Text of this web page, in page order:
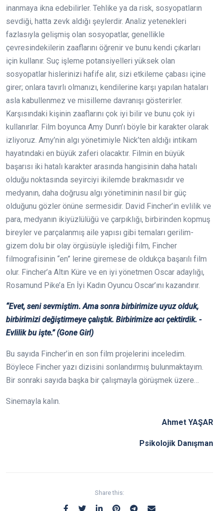
inanmaya ikna edebilirler. Tehlike ya da risk, sosyopatların
sevdiği, hatta zevk aldığı şeylerdir. Analiz yetenekleri
fazlasıyla gelişmiş olan sosyopatlar, genellikle
çevresindekilerin zaaflarını öğrenir ve bunu kendi çıkarları
için kullanır. Suç işleme potansiyelleri yüksek olan
sosyopatlar hislerinizi hafife alır, sizi etkileme çabası içine
girer; onlara tavırlı olmanızı, kendilerine karşı yapılan hataları
asla kabullenmez ve misilleme davranışı gösterirler.
Karşısındaki kişinin zaaflarını çok iyi bilir ve bunu çok iyi
kullanırlar. Film boyunca Amy Dunn’ı böyle bir karakter olarak
izliyoruz. Amy’nin algı yönetimiyle Nick’ten aldığı intikam
hayatındaki en büyük zaferi olacaktır. Filmin en büyük
başarısı iki hatalı karakter arasında hangisinin daha hatalı
olduğu noktasında seyirciyi ikilemde bırakmasıdır ve
medyanın, daha doğrusu algı yönetiminin nasıl bir güç
olduğunu gözler önüne sermesidir. David Fincher’in evlilik ve
para, medyanın ikiyüzlülüğü ve çarpıklığı, birbirinden kopmuş
bireyler ve parçalanmış aile yapısı gibi temaları gerilim-
gizem dolu bir olay örgüsüyle işlediği film, Fincher
filmografisinin “en” lerine giremese de oldukça başarılı film
olur. Fincher’a Altın Küre ve en iyi yönetmen Oscar adaylığı,
Rosamund Pike’a En İyi Kadın Oyuncu Oscar’ını kazandırır.
“Evet, seni sevmiştim. Ama sonra birbirimize uyuz olduk,
birbirimizi değiştirmeye çalıştık. Birbirimize acı çektirdik. -
Evlilik bu işte.” (Gone Girl)
Bu sayıda Fincher’in en son film projelerini inceledim.
Böylece Fincher yazı dizisini sonlandırmış bulunmaktayım.
Bir sonraki sayıda başka bir çalışmayla görüşmek üzere…
Sinemayla kalın.
Ahmet YAŞAR
Psikolojik Danışman
Share this: